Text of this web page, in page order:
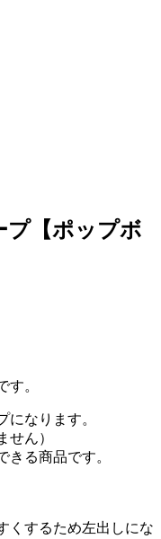
プ【ポップボ
す。
なります。
せん）
る商品です。
くするため左出しにな